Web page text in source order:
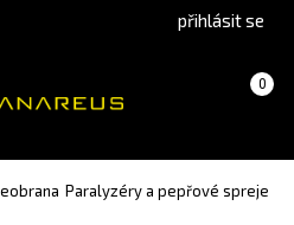
přihlásit se
Košík 0
(prázdný)
Paralyzéry a pepřové spreje